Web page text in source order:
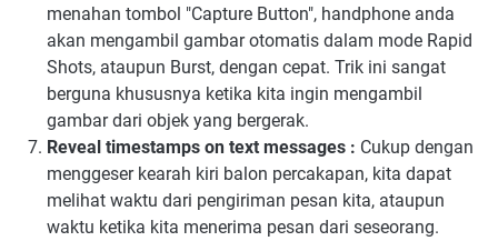
menahan tombol "Capture Button", handphone anda
akan mengambil gambar otomatis dalam mode Rapid
Shots, ataupun Burst, dengan cepat. Trik ini sangat
berguna khususnya ketika kita ingin mengambil
gambar dari objek yang bergerak.
Reveal timestamps on text messages : Cukup dengan
menggeser kearah kiri balon percakapan, kita dapat
melihat waktu dari pengiriman pesan kita, ataupun
waktu ketika kita menerima pesan dari seseorang.